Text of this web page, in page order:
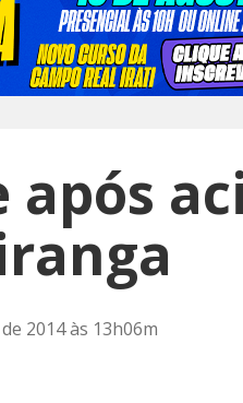
2014 às 13h06m